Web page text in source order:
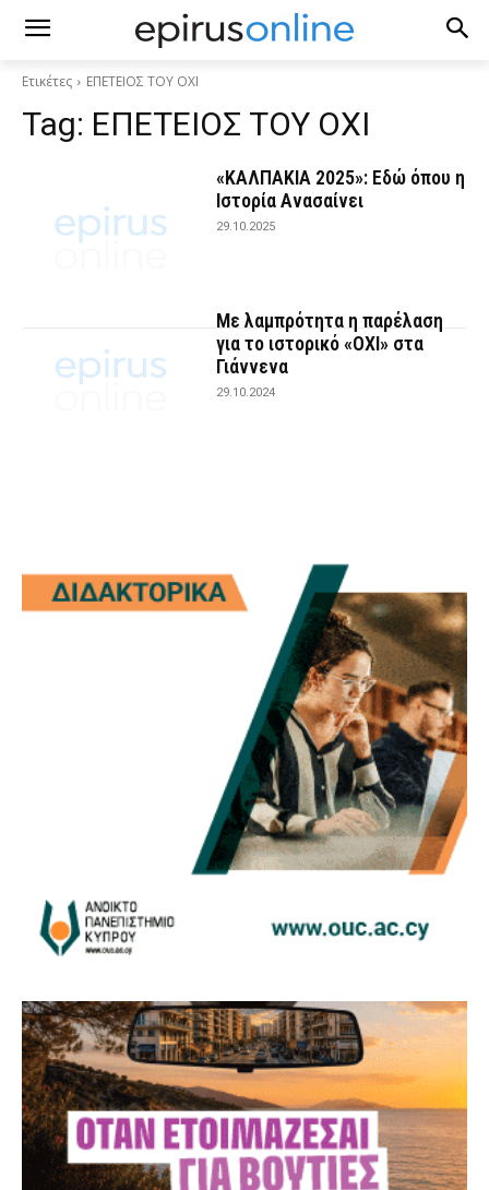
Ετικέτες ΕΠΕΤΕΙΟΣ ΤΟΥ ΟΧΙ
Tag: ΕΠΕΤΕΙΟΣ ΤΟΥ ΟΧΙ
«ΚΑΛΠΑΚΙΑ 2025»: Εδώ όπου η
Ιστορία Ανασαίνει
29.10.2025
Με λαμπρότητα η παρέλαση
για το ιστορικό «ΟΧΙ» στα
Γιάννενα
29.10.2024